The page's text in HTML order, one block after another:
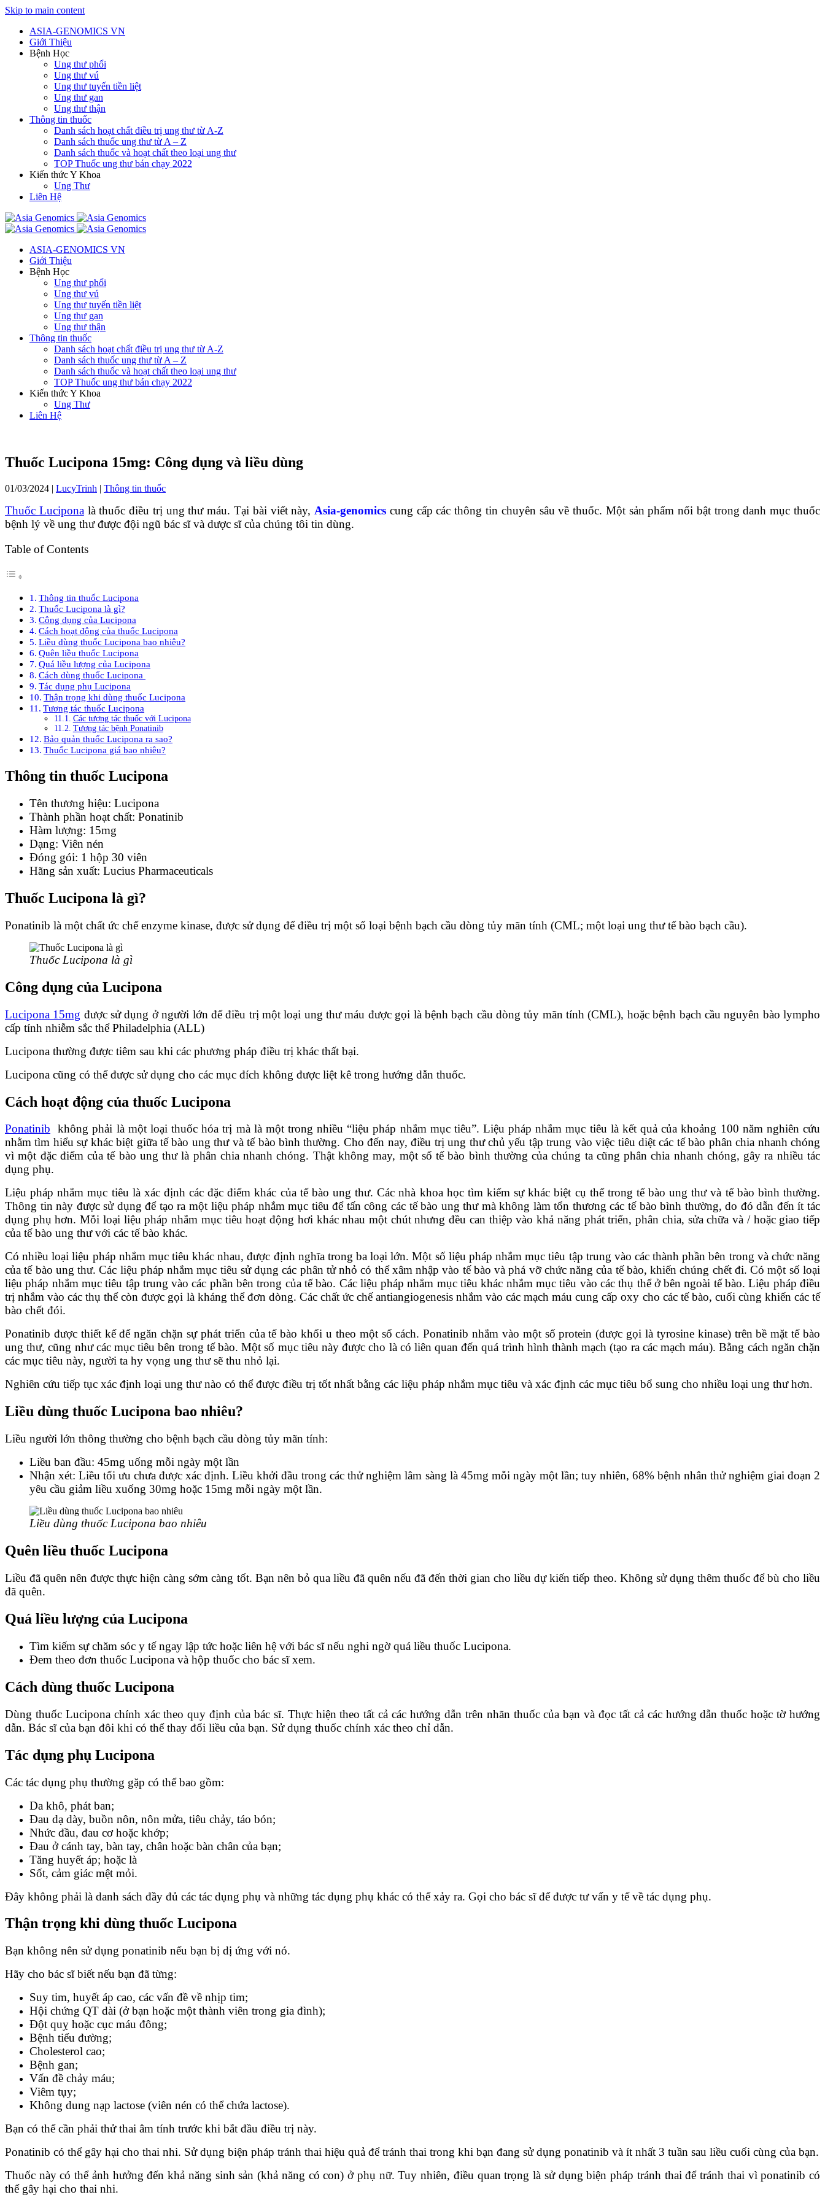
Skip to main content
ASIA-GENOMICS VN
Giới Thiệu
Bệnh Học
Ung thư phổi
Ung thư vú
Ung thư tuyến tiền liệt
Ung thư gan
Ung thư thận
Thông tin thuốc
Danh sách hoạt chất điều trị ung thư từ A-Z
Danh sách thuốc ung thư từ A – Z
Danh sách thuốc và hoạt chất theo loại ung thư
TOP Thuốc ung thư bán chạy 2022
Kiến thức Y Khoa
Ung Thư
Liên Hệ
ASIA-GENOMICS VN
Giới Thiệu
Bệnh Học
Ung thư phổi
Ung thư vú
Ung thư tuyến tiền liệt
Ung thư gan
Ung thư thận
Thông tin thuốc
Danh sách hoạt chất điều trị ung thư từ A-Z
Danh sách thuốc ung thư từ A – Z
Danh sách thuốc và hoạt chất theo loại ung thư
TOP Thuốc ung thư bán chạy 2022
Kiến thức Y Khoa
Ung Thư
Liên Hệ
Thuốc Lucipona 15mg: Công dụng và liều dùng
01/03/2024 | LucyTrinh | Thông tin thuốc
Thuốc Luciponalà thuốc điều trị ung thư máu. Tại bài viết này, Asia-genomics cung cấp các thông tin chuyên sâu về thuốc. Một sản phẩm nổi bật trong danh mục thuốc
bệnh lý về ung thư được đội ngũ bác sĩ và dược sĩ của chúng tôi tin dùng.
Table of Contents
Thông tin thuốc Lucipona
Thuốc Lucipona là gì?
Công dụng của Lucipona
Cách hoạt động của thuốc Lucipona
Liều dùng thuốc Lucipona bao nhiêu?
Quên liều thuốc Lucipona
Quá liều lượng của Lucipona
Cách dùng thuốc Lucipona
Tác dụng phụ Lucipona
Thận trọng khi dùng thuốc Lucipona
Tương tác thuốc Lucipona
Các tương tác thuốc với Lucipona
Tương tác bệnh Ponatinib
Bảo quản thuốc Lucipona ra sao?
Thuốc Lucipona giá bao nhiêu?
Thông tin thuốc Lucipona
Tên thương hiệu: Lucipona
Thành phần hoạt chất: Ponatinib
Hàm lượng: 15mg
Dạng: Viên nén
Đóng gói: 1 hộp 30 viên
Hãng sản xuất: Lucius Pharmaceuticals
Thuốc Lucipona là gì?
Ponatinib là một chất ức chế enzyme kinase, được sử dụng để điều trị một số loại bệnh bạch cầu dòng tủy mãn tính (CML; một loại ung thư tế bào bạch cầu).
Thuốc Lucipona là gì
Công dụng của Lucipona
Lucipona 15mg được sử dụng ở người lớn để điều trị một loại ung thư máu được gọi là bệnh bạch cầu dòng tủy mãn tính (CML), hoặc bệnh bạch cầu nguyên bào lympho
cấp tính nhiễm sắc thể Philadelphia (ALL)
Lucipona thường được tiêm sau khi các phương pháp điều trị khác thất bại.
Lucipona cũng có thể được sử dụng cho các mục đích không được liệt kê trong hướng dẫn thuốc.
Cách hoạt động của thuốc Lucipona
Ponatinib không phải là một loại thuốc hóa trị mà là một trong nhiều “liệu pháp nhắm mục tiêu”. Liệu pháp nhắm mục tiêu là kết quả của khoảng 100 năm nghiên cứu
nhằm tìm hiểu sự khác biệt giữa tế bào ung thư và tế bào bình thường. Cho đến nay, điều trị ung thư chủ yếu tập trung vào việc tiêu diệt các tế bào phân chia nhanh chóng
vì một đặc điểm của tế bào ung thư là phân chia nhanh chóng. Thật không may, một số tế bào bình thường của chúng ta cũng phân chia nhanh chóng, gây ra nhiều tác
dụng phụ.
Liệu pháp nhắm mục tiêu là xác định các đặc điểm khác của tế bào ung thư. Các nhà khoa học tìm kiếm sự khác biệt cụ thể trong tế bào ung thư và tế bào bình thường.
Thông tin này được sử dụng để tạo ra một liệu pháp nhắm mục tiêu để tấn công các tế bào ung thư mà không làm tổn thương các tế bào bình thường, do đó dẫn đến ít tác
dụng phụ hơn. Mỗi loại liệu pháp nhắm mục tiêu hoạt động hơi khác nhau một chút nhưng đều can thiệp vào khả năng phát triển, phân chia, sửa chữa và / hoặc giao tiếp
của tế bào ung thư với các tế bào khác.
Có nhiều loại liệu pháp nhắm mục tiêu khác nhau, được định nghĩa trong ba loại lớn. Một số liệu pháp nhắm mục tiêu tập trung vào các thành phần bên trong và chức năng
của tế bào ung thư. Các liệu pháp nhắm mục tiêu sử dụng các phân tử nhỏ có thể xâm nhập vào tế bào và phá vỡ chức năng của tế bào, khiến chúng chết đi. Có một số loại
liệu pháp nhắm mục tiêu tập trung vào các phần bên trong của tế bào. Các liệu pháp nhắm mục tiêu khác nhắm mục tiêu vào các thụ thể ở bên ngoài tế bào. Liệu pháp điều
trị nhắm vào các thụ thể còn được gọi là kháng thể đơn dòng. Các chất ức chế antiangiogenesis nhắm vào các mạch máu cung cấp oxy cho các tế bào, cuối cùng khiến các tế
bào chết đói.
Ponatinib được thiết kế để ngăn chặn sự phát triển của tế bào khối u theo một số cách. Ponatinib nhắm vào một số protein (được gọi là tyrosine kinase) trên bề mặt tế bào
ung thư, cũng như các mục tiêu bên trong tế bào. Một số mục tiêu này được cho là có liên quan đến quá trình hình thành mạch (tạo ra các mạch máu). Bằng cách ngăn chặn
các mục tiêu này, người ta hy vọng ung thư sẽ thu nhỏ lại.
Nghiên cứu tiếp tục xác định loại ung thư nào có thể được điều trị tốt nhất bằng các liệu pháp nhắm mục tiêu và xác định các mục tiêu bổ sung cho nhiều loại ung thư hơn.
Liều dùng thuốc Lucipona bao nhiêu?
Liều người lớn thông thường cho bệnh bạch cầu dòng tủy mãn tính:
Liều ban đầu: 45mg uống mỗi ngày một lần
Nhận xét: Liều tối ưu chưa được xác định. Liều khởi đầu trong các thử nghiệm lâm sàng là 45mg mỗi ngày một lần; tuy nhiên, 68% bệnh nhân thử nghiệm giai đoạn 2
yêu cầu giảm liều xuống 30mg hoặc 15mg mỗi ngày một lần.
Liều dùng thuốc Lucipona bao nhiêu
Quên liều thuốc Lucipona
Liều đã quên nên được thực hiện càng sớm càng tốt. Bạn nên bỏ qua liều đã quên nếu đã đến thời gian cho liều dự kiến ​​tiếp theo. Không sử dụng thêm thuốc để bù cho liều
đã quên.
Quá liều lượng của Lucipona
Tìm kiếm sự chăm sóc y tế ngay lập tức hoặc liên hệ với bác sĩ nếu nghi ngờ quá liều thuốc Lucipona.
Đem theo đơn thuốc Lucipona và hộp thuốc cho bác sĩ xem.
Cách dùng thuốc Lucipona
Dùng thuốc Lucipona chính xác theo quy định của bác sĩ. Thực hiện theo tất cả các hướng dẫn trên nhãn thuốc của bạn và đọc tất cả các hướng dẫn thuốc hoặc tờ hướng
dẫn. Bác sĩ của bạn đôi khi có thể thay đổi liều của bạn. Sử dụng thuốc chính xác theo chỉ dẫn.
Tác dụng phụ Lucipona
Các tác dụng phụ thường gặp có thể bao gồm:
Da khô, phát ban;
Đau dạ dày, buồn nôn, nôn mửa, tiêu chảy, táo bón;
Nhức đầu, đau cơ hoặc khớp;
Đau ở cánh tay, bàn tay, chân hoặc bàn chân của bạn;
Tăng huyết áp; hoặc là
Sốt, cảm giác mệt mỏi.
Đây không phải là danh sách đầy đủ các tác dụng phụ và những tác dụng phụ khác có thể xảy ra. Gọi cho bác sĩ để được tư vấn y tế về tác dụng phụ.
Thận trọng khi dùng thuốc Lucipona
Bạn không nên sử dụng ponatinib nếu bạn bị dị ứng với nó.
Hãy cho bác sĩ biết nếu bạn đã từng:
Suy tim, huyết áp cao, các vấn đề về nhịp tim;
Hội chứng QT dài (ở bạn hoặc một thành viên trong gia đình);
Đột quỵ hoặc cục máu đông;
Bệnh tiểu đường;
Cholesterol cao;
Bệnh gan;
Vấn đề chảy máu;
Viêm tụy;
Không dung nạp lactose (viên nén có thể chứa lactose).
Bạn có thể cần phải thử thai âm tính trước khi bắt đầu điều trị này.
Ponatinib có thể gây hại cho thai nhi. Sử dụng biện pháp tránh thai hiệu quả để tránh thai trong khi bạn đang sử dụng ponatinib và ít nhất 3 tuần sau liều cuối cùng của bạn.
Thuốc này có thể ảnh hưởng đến khả năng sinh sản (khả năng có con) ở phụ nữ. Tuy nhiên, điều quan trọng là sử dụng biện pháp tránh thai để tránh thai vì ponatinib có
thể gây hại cho thai nhi.